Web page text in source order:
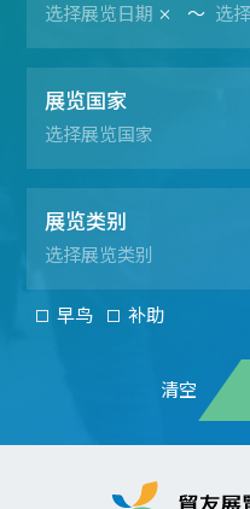
～
展览国家
展览类别
早鸟 补助